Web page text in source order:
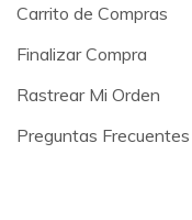
Carrito de Compras
Finalizar Compra
Rastrear Mi Orden
Preguntas Frecuentes